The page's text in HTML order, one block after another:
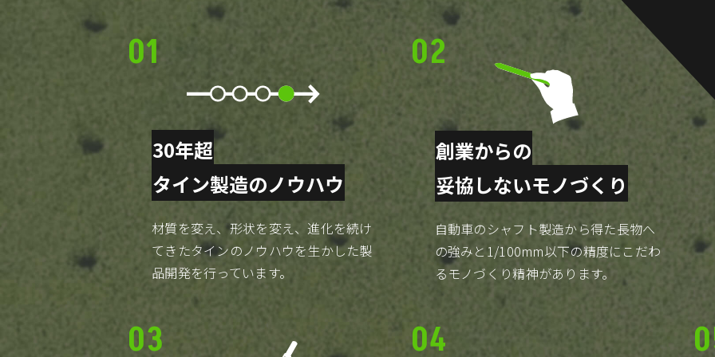
01
30年超
タイン製造のノウハウ
材質を変え、形状を変え、進化を続け
てきたタインのノウハウを生かした製
品開発を行っています。
02
創業からの
妥協しないモノづくり
自動車のシャフト製造から得た長物へ
の強みと1/100mm以下の精度にこだわ
るモノづくり精神があります。
03 04